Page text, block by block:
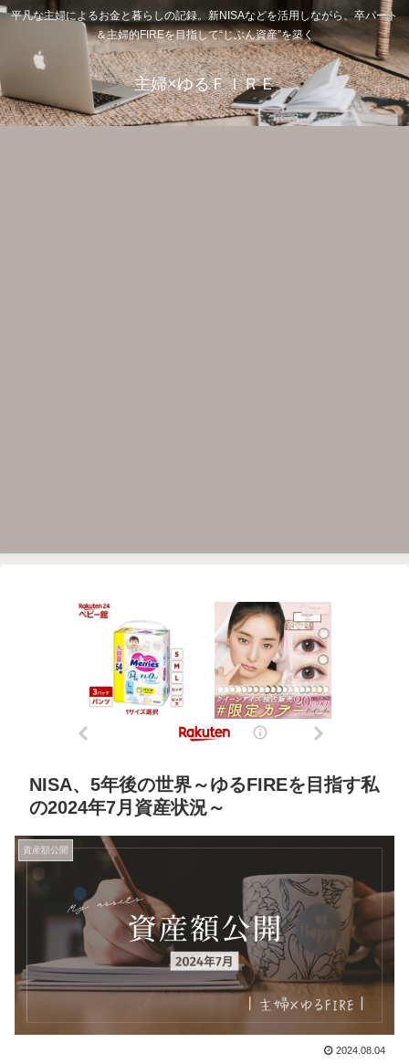
平凡な主婦によるお金と暮らしの記録。新NISAなどを活用しながら、卒パート
＆主婦的FIREを目指して“じぶん資産”を築く
主婦×ゆるＦＩＲＥ
NISA、5年後の世界～ゆるFIREを目指す私
の2024年7月資産状況～
資産額公開
2024.08.04